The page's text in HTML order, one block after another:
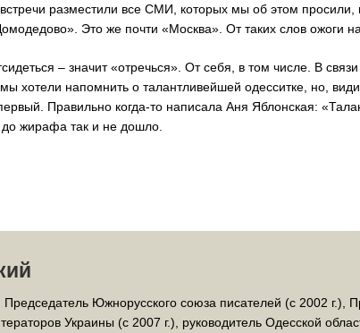
разместили все СМИ, которых мы об этом просили,
Это же почти «Москва». От таких слов ожоги на
– значит «отречься». От себя, в том числе. В
хотели напомнить о талантливейшей одесситке, но,
Правильно когда-то написала Аня Яблонская:
жирафа так и не дошло.
Председатель Южнорусского союза писателей (с 2002 г.),
Украины (с 2007 г.), руководитель Одесской